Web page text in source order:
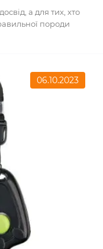
а для тих, хто
породи
06.10.2023